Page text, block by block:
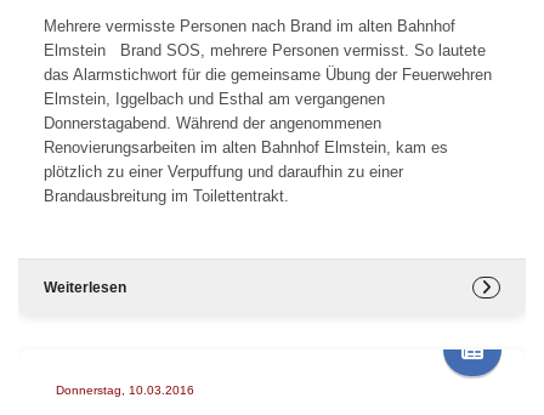
Mehrere vermisste Personen nach Brand im alten Bahnhof
Elmstein Brand SOS, mehrere Personen vermisst. So lautete
das Alarmstichwort für die gemeinsame Übung der Feuerwehren
Elmstein, Iggelbach und Esthal am vergangenen
Donnerstagabend. Während der angenommenen
Renovierungsarbeiten im alten Bahnhof Elmstein, kam es
plötzlich zu einer Verpuffung und daraufhin zu einer
Brandausbreitung im Toilettentrakt.
Weiterlesen
Donnerstag, 10.03.2016